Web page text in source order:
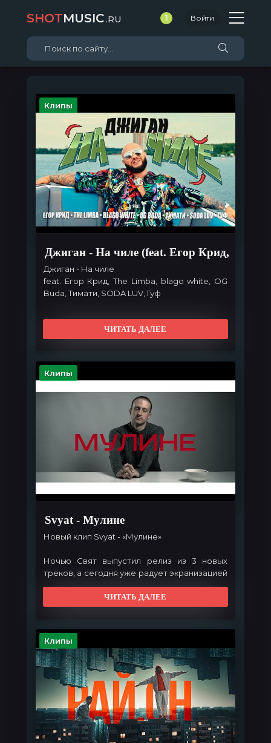
SHOTMUSIC.RU 1 Войти
Клипы
Джиган - На чиле (feat. Егор Крид, The
Джиган - На чиле
feat. Егор Крид, The Limba, blago white, OG
Buda, Тимати, SODA LUV, Гуф
ЧИТАТЬ ДАЛЕЕ
Клипы
Svyat - Мулине
Новый клип Svyat - «Мулине»
Ночью Свят выпустил релиз из 3 новых
треков, а сегодня уже радует экранизацией
заглавной песни!
Необычно, экспериментально и
ЧИТАТЬ ДАЛЕЕ
Клипы